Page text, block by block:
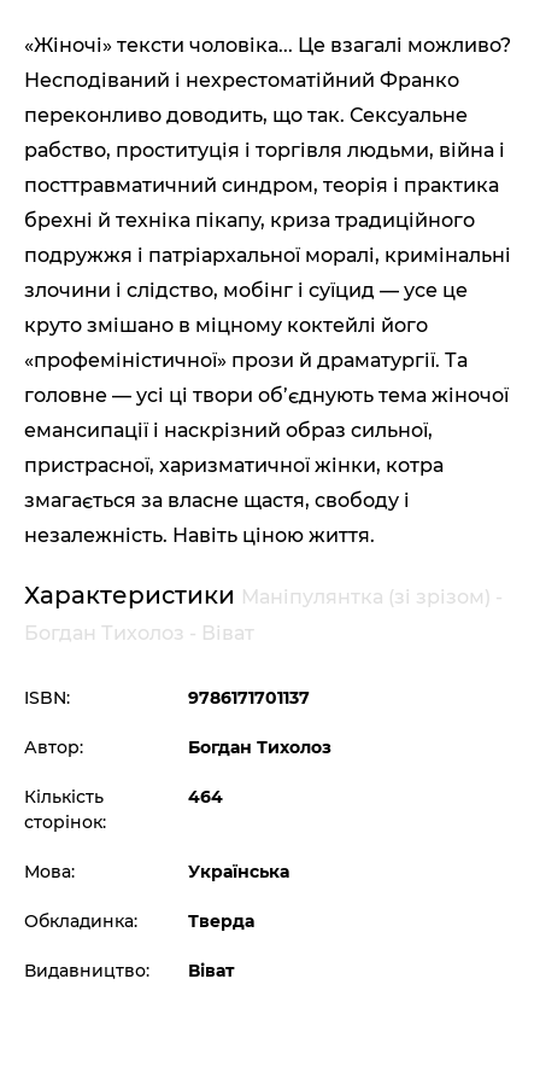
«Жіночі» тексти чоловіка... Це взагалі можливо?
Несподіваний і нехрестоматійний Франко
переконливо доводить, що так. Сексуальне
рабство, проституція і торгівля людьми, війна і
посттравматичний синдром, теорія і практика
брехні й техніка пікапу, криза традиційного
подружжя і патріархальної моралі, кримінальні
злочини і слідство, мобінг і суїцид — усе це
круто змішано в міцному коктейлі його
«профеміністичної» прози й драматургії. Та
головне — усі ці твори об’єднують тема жіночої
емансипації і наскрізний образ сильної,
пристрасної, харизматичної жінки, котра
змагається за власне щастя, свободу і
незалежність. Навіть ціною життя.
Характеристики Маніпулянтка (зі зрізом) -
Богдан Тихолоз - Віват
ISBN: 9786171701137
Автор: Богдан Тихолоз
Кількість
сторінок:
464
Мова: Українська
Обкладинка: Тверда
Видавництво: Віват